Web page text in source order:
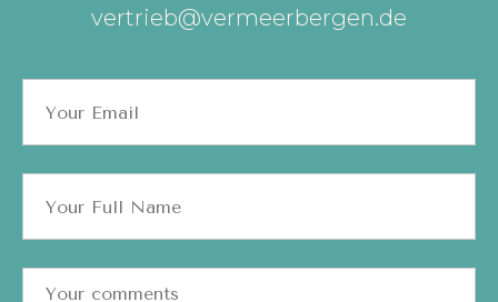
vertrieb@vermeerbergen.de